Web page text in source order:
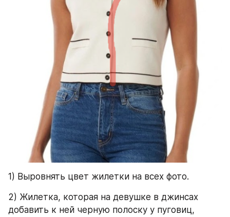
1) Выровнять цвет жилетки на всех фото.
2) Жилетка, которая на девушке в джинсах
добавить к ней черную полоску у пуговиц,